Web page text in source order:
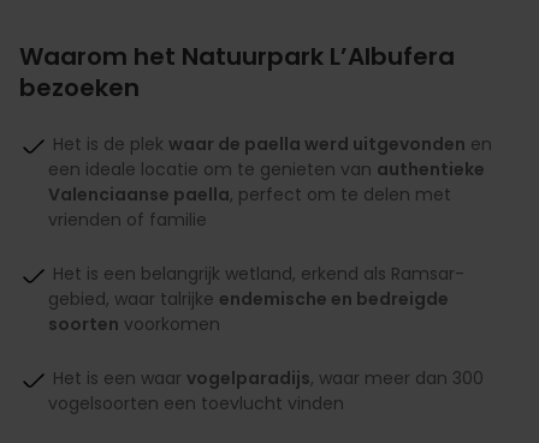
Waarom het Natuurpark L’Albufera
bezoeken
Het is de plek waar de paella werd uitgevonden en
een ideale locatie om te genieten van authentieke
Valenciaanse paella, perfect om te delen met
vrienden of familie
Het is een belangrijk wetland, erkend als Ramsar-
gebied, waar talrijke endemische en bedreigde
soorten voorkomen
Het is een waar vogelparadijs, waar meer dan 300
vogelsoorten een toevlucht vinden